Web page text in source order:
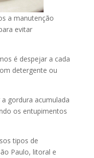
a manutenção
evitar
é despejar a cada
detergente ou
gordura acumulada
os entupimentos
tipos de
Paulo, litoral e